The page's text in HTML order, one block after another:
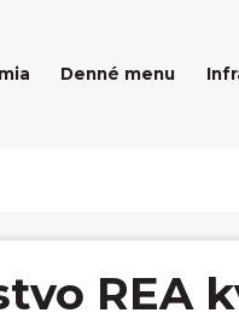
Denné menu
REA